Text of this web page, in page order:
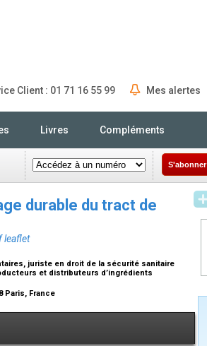
Client : 01 71 16 55 99 Mes alertes
Livres Compléments
S'abonner
durable du tract de
leaflet
juriste en droit de la sécurité sanitaire
et distributeurs d’ingrédients
Paris, France